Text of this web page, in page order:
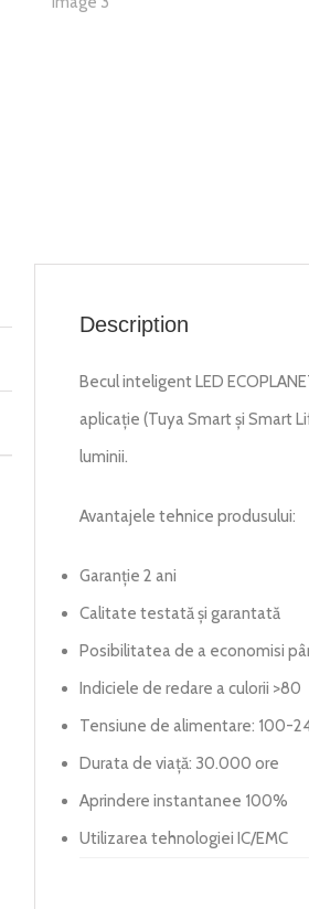
Description
Becul inteligent LED
aplicație (Tuya Smart și Smart
luminii.
Avantajele tehnice produsului:
Garanție 2 ani
Calitate testată și garantată
Posibilitatea de a economisi
Indiciele de redare a culorii >80
Tensiune de alimentare: 100-
Durata de viață: 30.000 ore
Aprindere instantanee 100%
Utilizarea tehnologiei IC/EMC